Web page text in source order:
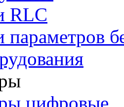
RLC
параметров